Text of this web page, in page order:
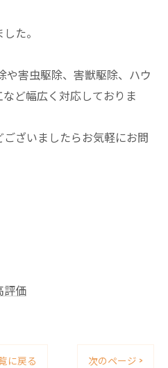
た。
や害虫駆除、害獣駆除、ハウ
ど幅広く対応しておりま
ざいましたらお気軽にお問
評価
に戻る 次のページ >